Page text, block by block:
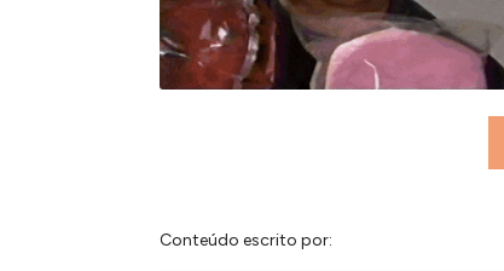
Conteúdo escrito por: